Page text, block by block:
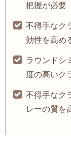
把握が必要
不得手なク
効性を高め
ラウンドシ
度の高いク
不得手なク
レーの質を